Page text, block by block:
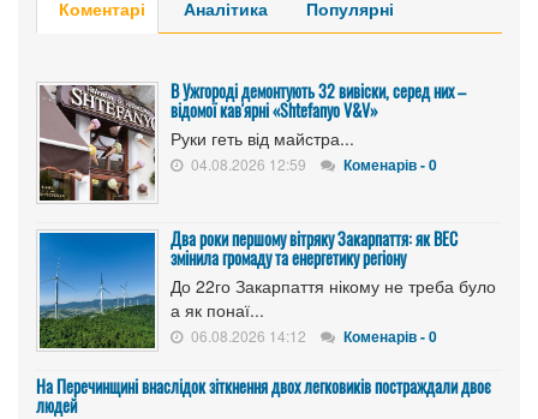
Коментарі Аналітика Популярні
В Ужгороді демонтують 32 вивіски, серед них –
відомої кав'ярні «Shtefanyo V&V»
Руки геть від майстра...
04.08.2026 12:59 Коменарів - 0
Два роки першому вітряку Закарпаття: як ВЕС
змінила громаду та енергетику регіону
До 22го Закарпаття нікому не треба було
а як понаї...
06.08.2026 14:12 Коменарів - 0
На Перечинщині внаслідок зіткнення двох легковиків постраждали двоє
людей